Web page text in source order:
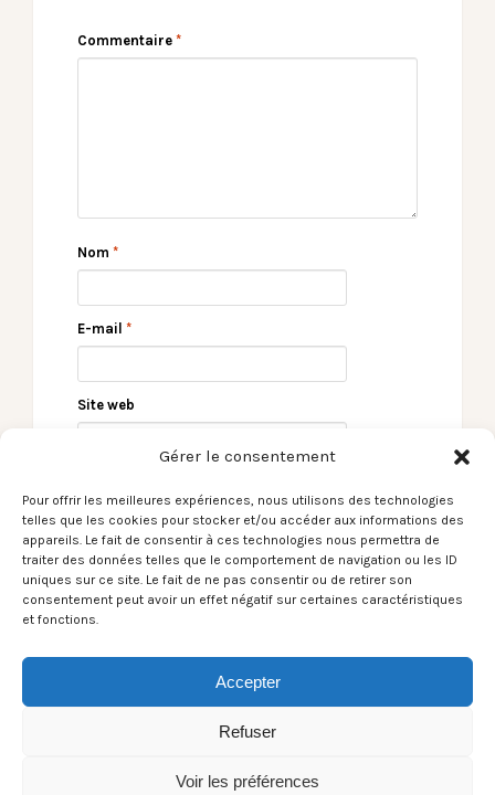
Gérer le consentement
Pour offrir les meilleures expériences, nous utilisons des technologies
telles que les cookies pour stocker et/ou accéder aux informations des
appareils. Le fait de consentir à ces technologies nous permettra de
traiter des données telles que le comportement de navigation ou les ID
uniques sur ce site. Le fait de ne pas consentir ou de retirer son
consentement peut avoir un effet négatif sur certaines caractéristiques
et fonctions.
Accepter
Refuser
Voir les préférences
Commentaire *
Nom *
E-mail *
Site web
Astéréotypie / 20
← Le Son du Moment
– David Chalmin / St-